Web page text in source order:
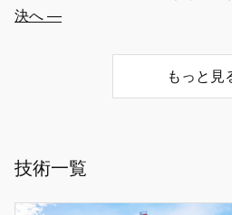
決へ ―
もっと見
技術一覧